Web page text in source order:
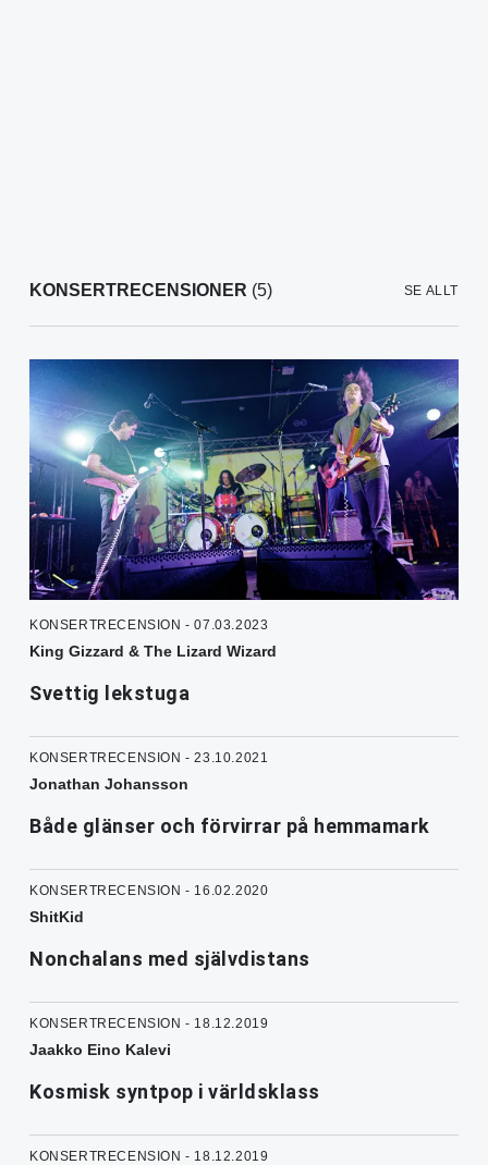
KONSERTRECENSIONER (5) SE ALLT
KONSERTRECENSION - 07.03.2023
King Gizzard & The Lizard Wizard
Svettig lekstuga
KONSERTRECENSION - 23.10.2021
Jonathan Johansson
Både glänser och förvirrar på hemmamark
KONSERTRECENSION - 16.02.2020
ShitKid
Nonchalans med självdistans
KONSERTRECENSION - 18.12.2019
Jaakko Eino Kalevi
Kosmisk syntpop i världsklass
KONSERTRECENSION - 18.12.2019